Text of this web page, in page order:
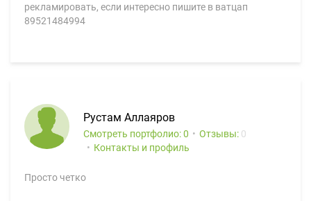
рекламировать, если интересно пишите в ватцап
89521484994
Рустам Аллаяров
Смотреть портфолио: 0 Отзывы: 0
Контакты и профиль
Просто четко